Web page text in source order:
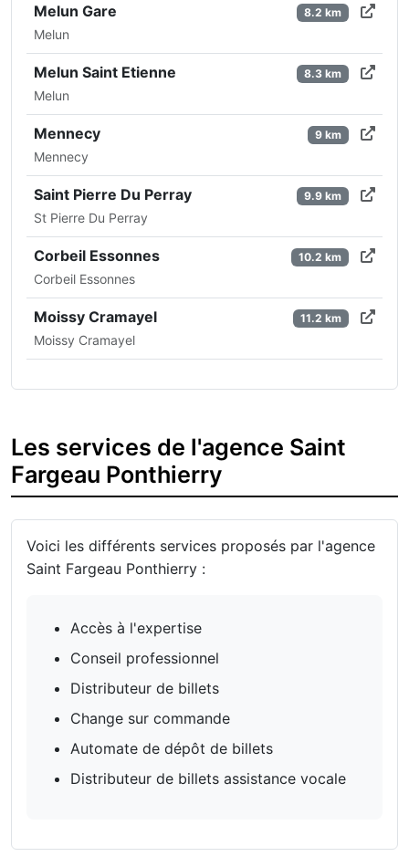
Melun Gare
Melun
8.2 km
Melun Saint Etienne
Melun
8.3 km
Mennecy
Mennecy
9 km
Saint Pierre Du Perray
St Pierre Du Perray
9.9 km
Corbeil Essonnes
Corbeil Essonnes
10.2 km
Moissy Cramayel
Moissy Cramayel
11.2 km
Les services de l'agence Saint
Fargeau Ponthierry
Voici les différents services proposés par l'agence
Saint Fargeau Ponthierry :
Accès à l'expertise
Conseil professionnel
Distributeur de billets
Change sur commande
Automate de dépôt de billets
Distributeur de billets assistance vocale